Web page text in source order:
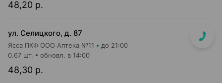
48,20 р.
ул. Селицкого, д. 87
Ясса ПКФ ООО Аптека №11 до 21:00
48,30 р.
0.67 шт. обновл. в 14:00